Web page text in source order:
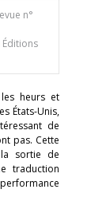
n°
Éditions
heurs et
États-Unis,
de
pas. Cette
sortie de
traduction